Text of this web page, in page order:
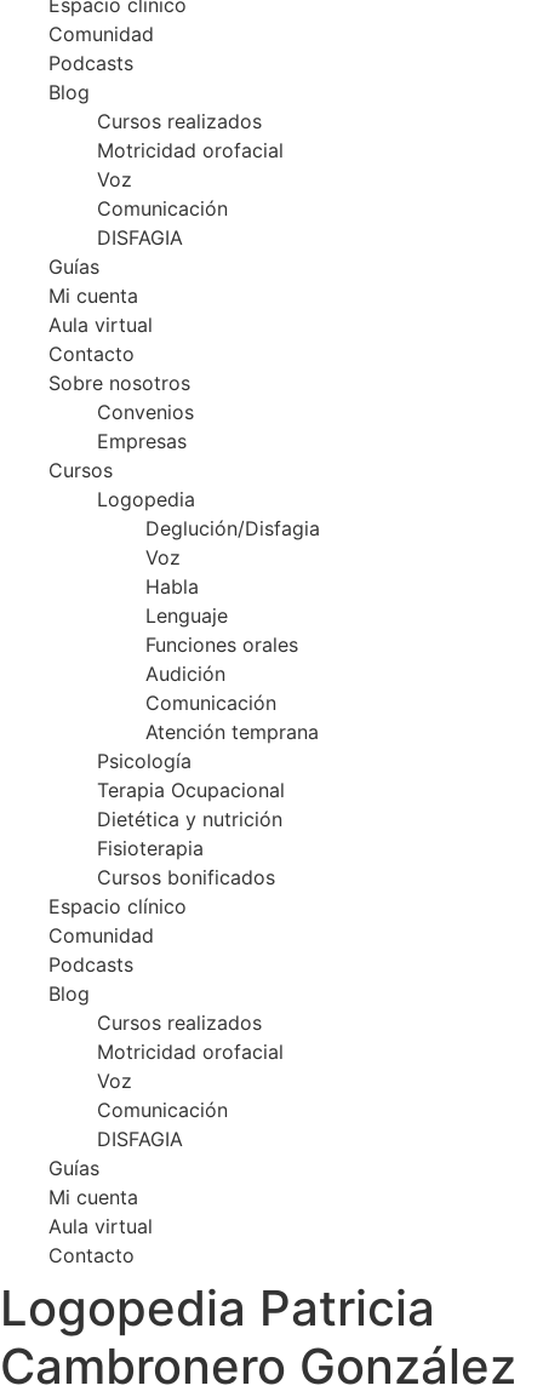
Espacio clínico
Comunidad
Podcasts
Blog
Cursos realizados
Motricidad orofacial
Voz
Comunicación
DISFAGIA
Guías
Mi cuenta
Aula virtual
Contacto
Sobre nosotros
Convenios
Empresas
Cursos
Logopedia
Deglución/Disfagia
Voz
Habla
Lenguaje
Funciones orales
Audición
Comunicación
Atención temprana
Psicología
Terapia Ocupacional
Dietética y nutrición
Fisioterapia
Cursos bonificados
Espacio clínico
Comunidad
Podcasts
Blog
Cursos realizados
Motricidad orofacial
Voz
Comunicación
DISFAGIA
Guías
Mi cuenta
Aula virtual
Contacto
Logopedia Patricia
Cambronero González